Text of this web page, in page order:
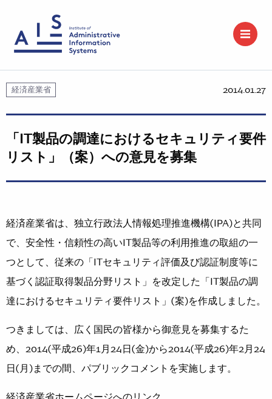
経済産業省 2014.01.27
「IT製品の調達におけるセキュリティ要件
リスト」（案）への意見を募集
経済産業省は、独立行政法人情報処理推進機構(IPA)と共同
で、安全性・信頼性の高いIT製品等の利用推進の取組の一
つとして、従来の「ITセキュリティ評価及び認証制度等に
基づく認証取得製品分野リスト」を改定した「IT製品の調
達におけるセキュリティ要件リスト」(案)を作成しました。
つきましては、広く国民の皆様から御意見を募集するた
め、2014(平成26)年1月24日(金)から2014(平成26)年2月24
日(月)までの間、パブリックコメントを実施します。
経済産業省ホームページへのリンク